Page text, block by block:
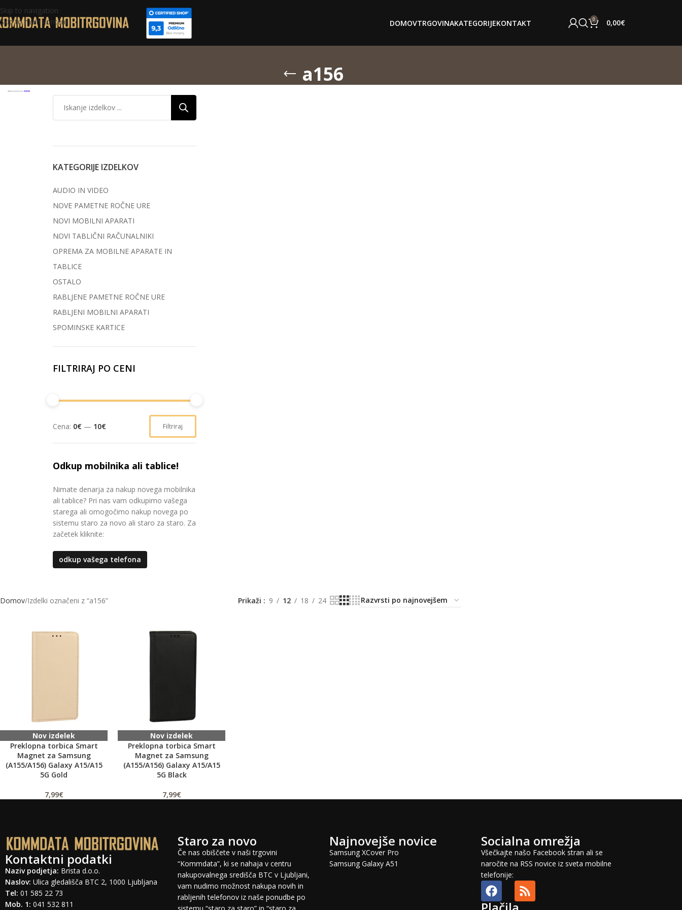
Skip to navigation
Skip to main content
DOMOVTRGOVINAKATEGORIJEKONTAKT 0 0,00€
a156
KATEGORIJE IZDELKOV
AUDIO IN VIDEO
NOVE PAMETNE ROČNE URE
NOVI MOBILNI APARATI
NOVI TABLIČNI RAČUNALNIKI
OPREMA ZA MOBILNE APARATE IN
TABLICE
OSTALO
RABLJENE PAMETNE ROČNE URE
RABLJENI MOBILNI APARATI
SPOMINSKE KARTICE
FILTRIRAJ PO CENI
Filtriraj
Cena: 0€ — 10€
Odkup mobilnika ali tablice!
Nimate denarja za nakup novega mobilnika
ali tablice? Pri nas vam odkupimo vašega
starega ali omogočimo nakup novega po
sistemu staro za novo ali staro za staro. Za
začetek kliknite:
odkup vašega telefona
Domov Izdelki označeni z “a156” Prikaži 9 12 18 24
Nov izdelek
Preklopna torbica Smart
Magnet za Samsung
(A155/A156) Galaxy A15/A15
5G Gold
7,99€
Nov izdelek
Preklopna torbica Smart
Magnet za Samsung
(A155/A156) Galaxy A15/A15
5G Black
7,99€
Kontaktni podatki
Naziv podjetja: Brista d.o.o.
Naslov: Ulica gledališča BTC 2, 1000 Ljubljana
Tel: 01 585 22 73
Mob. 1: 041 532 811
Staro za novo
Če nas obiščete v naši trgovini
“Kommdata”, ki se nahaja v centru
nakupovalnega središča BTC v Ljubljani,
vam nudimo možnost nakupa novih in
rabljenih telefonov iz naše ponudbe po
Najnovejše novice
Samsung XCover Pro
Samsung Galaxy A51
Socialna omrežja
Všečkajte našo Facebook stran ali se
naročite na RSS novice iz sveta mobilne
telefonije: